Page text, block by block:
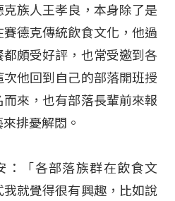
族人王孝良，本身除了是
德克傳統飲食文化，他過
頗受好評，也常受邀到各
他回到自己的部落開班授
來，也有部落長輩前來報
排憂解悶。
：「各部落族群在飲食文
就覺得很有興趣，比如說